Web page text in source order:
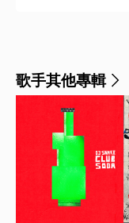
歌手其他專輯